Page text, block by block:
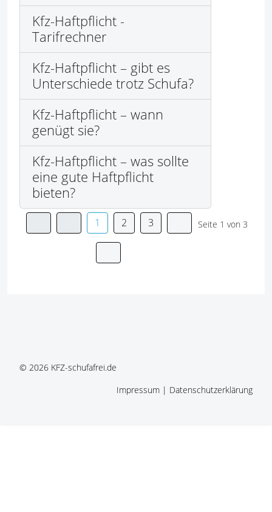
Kfz-Haftpflicht -
Tarifrechner
Kfz-Haftpflicht – gibt es
Unterschiede trotz Schufa?
Kfz-Haftpflicht – wann
genügt sie?
Kfz-Haftpflicht – was sollte
eine gute Haftpflicht
bieten?
Seite 1 von 3
1 2 3
© 2026 KFZ-schufafrei.de
Impressum | Datenschutzerklärung